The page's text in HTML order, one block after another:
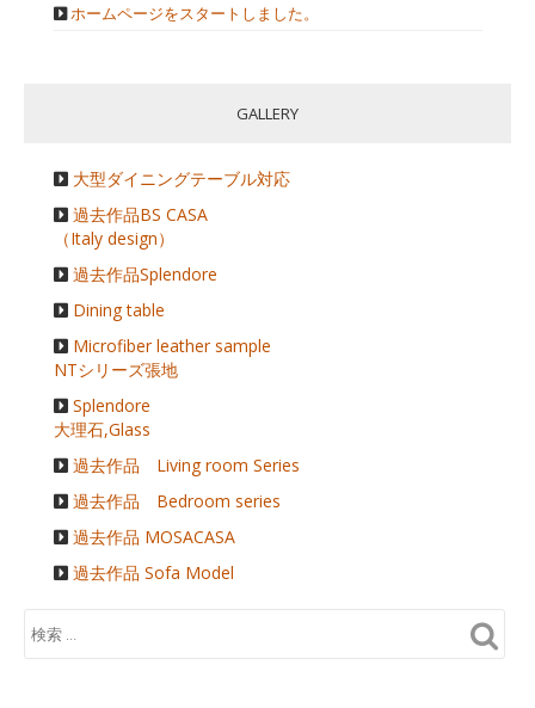
ホームページをスタートしました。
GALLERY
大型ダイニングテーブル対応
過去作品BS CASA
（Italy design）
過去作品Splendore
Dining table
Microfiber leather sample
NTシリーズ張地
Splendore
大理石,Glass
過去作品 Living room Series
過去作品 Bedroom series
過去作品 MOSACASA
過去作品 Sofa Model